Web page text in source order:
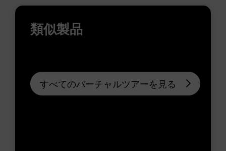
類似製品
すべてのバーチャルツアーを見る